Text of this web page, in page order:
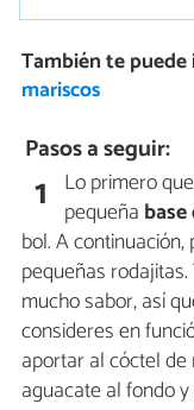
También te puede
mariscos
Pasos a seguir:
1 Lo primero
pequeña
bol. A
pequeñas
mucho sabor, así
consideres en
aportar al cóctel
aguacate al fondo